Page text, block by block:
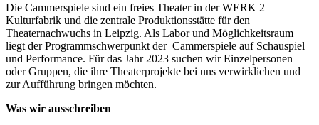
Die Cammerspiele sind ein freies Theater in der WERK 2 –
Kulturfabrik und die zentrale Produktionsstätte für den
Theaternachwuchs in Leipzig. Als Labor und Möglichkeitsraum
liegt der Programmschwerpunkt der Cammerspiele auf Schauspiel
und Performance. Für das Jahr 2023 suchen wir Einzelpersonen
oder Gruppen, die ihre Theaterprojekte bei uns verwirklichen und
zur Aufführung bringen möchten.
Was wir ausschreiben